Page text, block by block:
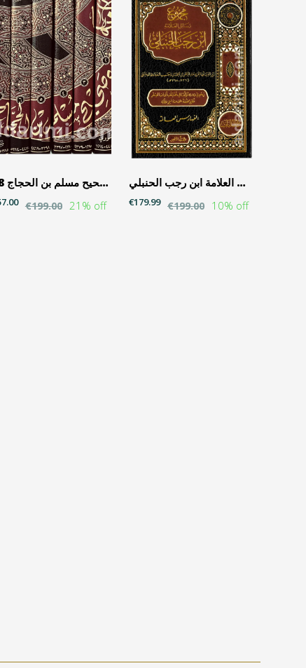
المنهاج في شرح صحيح مسلم بن الحجاج 1/8
€199.00 21% off
مجموع رسائل العلامة ابن رجب الحنبلي
€179.99 €199.00 10% off